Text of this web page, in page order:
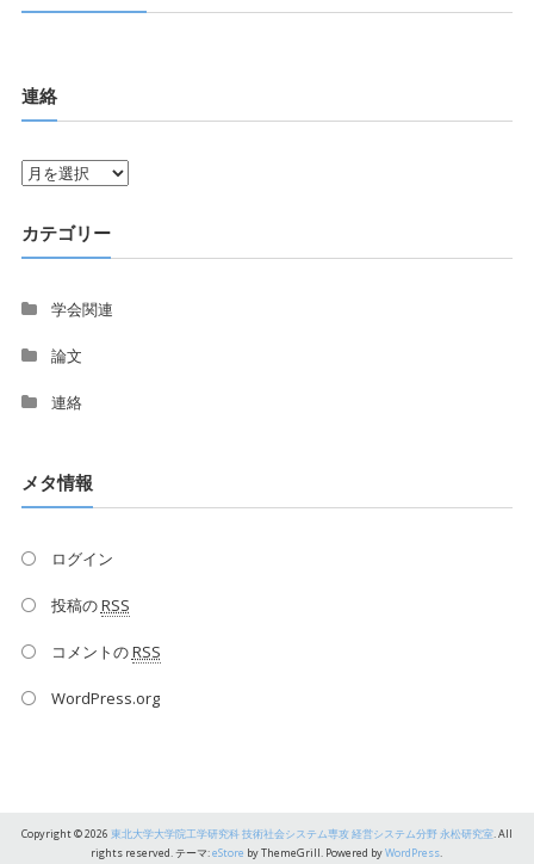
連絡
連
カテゴリー
学会関連
論文
連絡
メタ情報
ログイン
投稿のRSS
コメントのRSS
WordPress.org
Copyright © 2026 東北大学大学院工学研究科 技術社会システム専攻 経営システム分野 永松研究室. All
rights reserved. テーマ:eStore by ThemeGrill. Powered byWordPress.